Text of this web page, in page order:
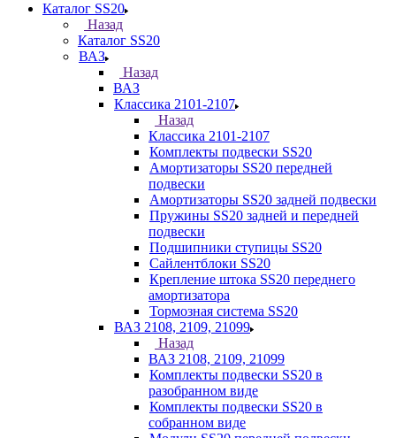
Каталог SS20
Назад
Каталог SS20
ВАЗ
Назад
ВАЗ
Классика 2101-2107
Назад
Классика 2101-2107
Комплекты подвески SS20
Амортизаторы SS20 передней
подвески
Амортизаторы SS20 задней подвески
Пружины SS20 задней и передней
подвески
Подшипники ступицы SS20
Сайлентблоки SS20
Крепление штока SS20 переднего
амортизатора
Тормозная система SS20
ВАЗ 2108, 2109, 21099
Назад
ВАЗ 2108, 2109, 21099
Комплекты подвески SS20 в
разобранном виде
Комплекты подвески SS20 в
собранном виде